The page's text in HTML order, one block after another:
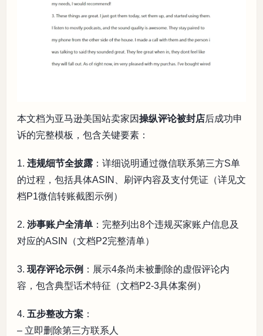
本文档为亚马逊美国站卖家因操纵评论被封店后成功申
诉的完整模板，包含关键要素：
1. 违规细节全披露 ：详细说明通过微信联系第三方S单
的过程，包括具体ASIN、刷评内容及支付凭证（详见文
档P1微信转账截图示例）
2. 涉事账户全清单 ：完整列出8个违规买家账户信息及
对应的ASIN（文档P2完整清单）
3. 现存评论示例 ：展示4条尚未被删除的虚假评论内
容，包含典型话术特征（文档P2-3具体案例）
4. 五步整改方案 ：
– 立即删除第三方联系人